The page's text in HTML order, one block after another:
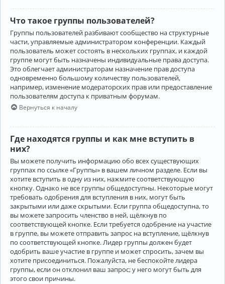
Что такое группы пользователей?
Группы пользователей разбивают сообщество на структурные
части, управляемые администратором конференции. Каждый
пользователь может состоять в нескольких группах, и каждой
группе могут быть назначены индивидуальные права доступа.
Это облегчает администраторам назначение прав доступа
одновременно большому количеству пользователей,
например, изменение модераторских прав или предоставление
пользователям доступа к приватным форумам.
Вернуться к началу
Где находятся группы и как мне вступить в
них?
Вы можете получить информацию обо всех существующих
группах по ссылке «Группы» в вашем личном разделе. Если вы
хотите вступить в одну из них, нажмите соответствующую
кнопку. Однако не все группы общедоступны. Некоторые могут
требовать одобрения для вступления в них, могут быть
закрытыми или даже скрытыми. Если группа общедоступна, то
вы можете запросить членство в ней, щёлкнув по
соответствующей кнопке. Если требуется одобрение на участие
в группе, вы можете отправить запрос на вступление, щёлкнув
по соответствующей кнопке. Лидер группы должен будет
одобрить ваше участие в группе и может спросить, зачем вы
хотите присоединиться. Пожалуйста, не беспокойте лидера
группы, если он отклонил ваш запрос; у него могут быть для
этого свои причины.